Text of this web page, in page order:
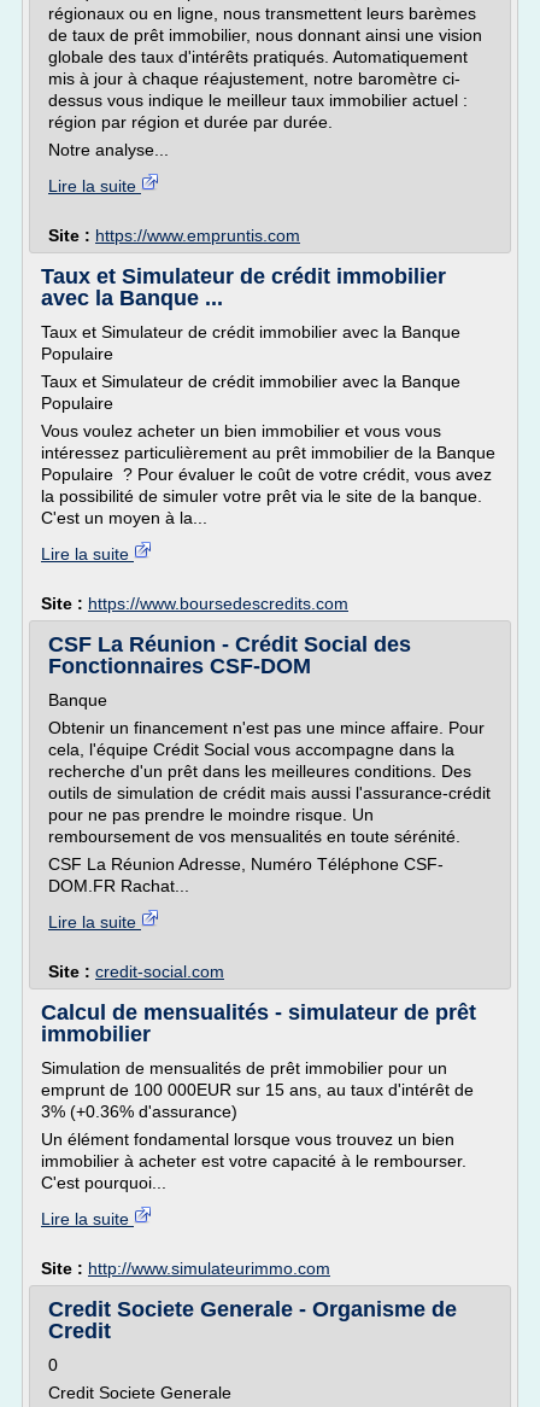
régionaux ou en ligne, nous transmettent leurs barèmes
de taux de prêt immobilier, nous donnant ainsi une vision
globale des taux d'intérêts pratiqués. Automatiquement
mis à jour à chaque réajustement, notre baromètre ci-
dessus vous indique le meilleur taux immobilier actuel :
région par région et durée par durée.
Notre analyse...
Lire la suite
Site : https://www.empruntis.com
Taux et Simulateur de crédit immobilier
avec la Banque ...
Taux et Simulateur de crédit immobilier avec la Banque
Populaire
Taux et Simulateur de crédit immobilier avec la Banque
Populaire
Vous voulez acheter un bien immobilier et vous vous
intéressez particulièrement au prêt immobilier de la Banque
Populaire ? Pour évaluer le coût de votre crédit, vous avez
la possibilité de simuler votre prêt via le site de la banque.
C'est un moyen à la...
Lire la suite
Site : https://www.boursedescredits.com
CSF La Réunion - Crédit Social des
Fonctionnaires CSF-DOM
Banque
Obtenir un financement n'est pas une mince affaire. Pour
cela, l'équipe Crédit Social vous accompagne dans la
recherche d'un prêt dans les meilleures conditions. Des
outils de simulation de crédit mais aussi l'assurance-crédit
pour ne pas prendre le moindre risque. Un
remboursement de vos mensualités en toute sérénité.
CSF La Réunion Adresse, Numéro Téléphone CSF-
DOM.FR Rachat...
Lire la suite
Site : credit-social.com
Calcul de mensualités - simulateur de prêt
immobilier
Simulation de mensualités de prêt immobilier pour un
emprunt de 100 000EUR sur 15 ans, au taux d'intérêt de
3% (+0.36% d'assurance)
Un élément fondamental lorsque vous trouvez un bien
immobilier à acheter est votre capacité à le rembourser.
C'est pourquoi...
Lire la suite
Site : http://www.simulateurimmo.com
Credit Societe Generale - Organisme de
Credit
0
Credit Societe Generale